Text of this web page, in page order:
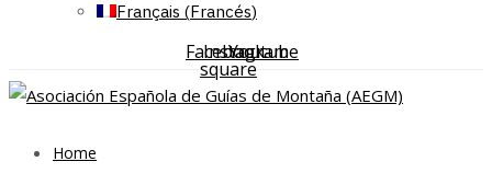
Français (Francés)
Facebook-
square
Instagram
Youtube
Home